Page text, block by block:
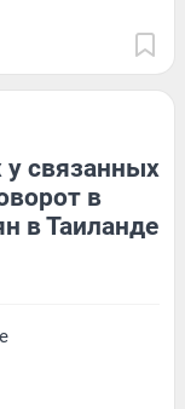
у связанных
в
в Таиланде